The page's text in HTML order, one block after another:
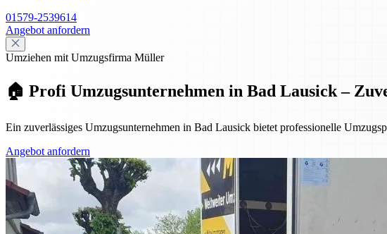
01579-2539614
Angebot anfordern
Umziehen mit Umzugsfirma Müller
🏠 Profi Umzugsunternehmen in Bad Lausick –
Ein zuverlässiges Umzugsunternehmen in Bad Lausick bietet professionelle
Angebot anfordern